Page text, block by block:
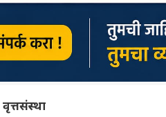
वृत्तसंस्था